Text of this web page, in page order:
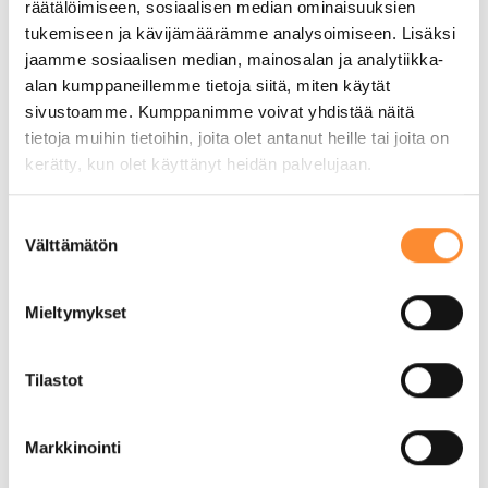
räätälöimiseen, sosiaalisen median ominaisuuksien
tukemiseen ja kävijämäärämme analysoimiseen. Lisäksi
jaamme sosiaalisen median, mainosalan ja analytiikka-
alan kumppaneillemme tietoja siitä, miten käytät
sivustoamme. Kumppanimme voivat yhdistää näitä
tietoja muihin tietoihin, joita olet antanut heille tai joita on
kerätty, kun olet käyttänyt heidän palvelujaan.
Välttämätön
Mieltymykset
Tilastot
Markkinointi
APPI-hanke puolivälissä – Mitä
osaamismerkkien pilotointi on
opettanut tähän mennessä?